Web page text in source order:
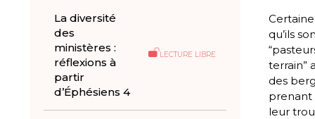
La diversité
des
ministères :
réflexions à
partir
d’Éphésiens 4
LECTURE LIBRE
qu’ils
terrain”
des
prenant
leur